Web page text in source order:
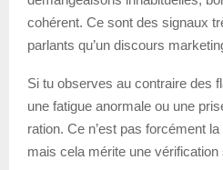
cohérent. Ce sont des signaux
parlants qu’un discours
Si tu observes au contraire des
une fatigue anormale ou une
ration. Ce n’est pas forcément
mais cela mérite une vérification